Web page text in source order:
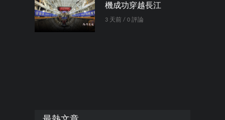
機成功穿越長江
3 天前 / 0 評論